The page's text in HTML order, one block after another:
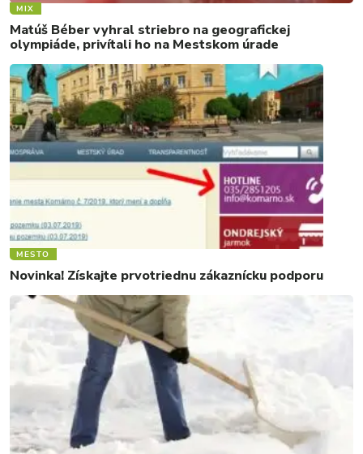
MIX
Matúš Béber vyhral striebro na geografickej
olympiáde, privítali ho na Mestskom úrade
MESTO
Novinka! Získajte prvotriednu zákaznícku podporu